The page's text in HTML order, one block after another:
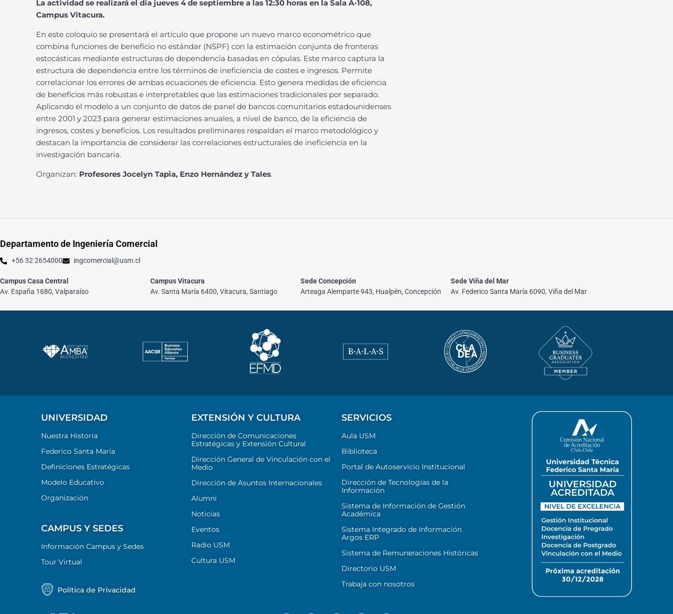
La actividad se realizará el día jueves 4 de septiembre a las 12:30 horas en la Sala A-108,
Campus Vitacura.
En este coloquio se presentará el artículo que propone un nuevo marco econométrico que
combina funciones de beneficio no estándar (NSPF) con la estimación conjunta de fronteras
estocásticas mediante estructuras de dependencia basadas en cópulas. Este marco captura la
estructura de dependencia entre los términos de ineficiencia de costes e ingresos. Permite
correlacionar los errores de ambas ecuaciones de eficiencia. Esto genera medidas de eficiencia
de beneficios más robustas e interpretables que las estimaciones tradicionales por separado.
Aplicando el modelo a un conjunto de datos de panel de bancos comunitarios estadounidenses
entre 2001 y 2023 para generar estimaciones anuales, a nivel de banco, de la eficiencia de
ingresos, costes y beneficios. Los resultados preliminares respaldan el marco metodológico y
destacan la importancia de considerar las correlaciones estructurales de ineficiencia en la
investigación bancaria.
Organizan: Profesores Jocelyn Tapia, Enzo Hernández y Tales.
Departamento de Ingeniería Comercial
+56 32 2654000 ingcomercial@usm.cl
Campus Casa Central
Av. España 1680, Valparaíso
Campus Vitacura
Av. Santa María 6400, Vitacura, Santiago
Sede Concepción
Arteaga Alemparte 943, Hualpén, Concepción
Sede Viña del Mar
Av. Federico Santa María 6090, Viña del Mar
UNIVERSIDAD
Nuestra Historia
Federico Santa María
Definiciones Estratégicas
Modelo Educativo
Organización
CAMPUS Y SEDES
Información Campus y Sedes
Tour Virtual
Política de Privacidad
EXTENSIÓN Y CULTURA
Dirección de Comunicaciones
Estratégicas y Extensión Cultural
Dirección General de Vinculación con el
Medio
Dirección de Asuntos Internacionales
Alumni
Noticias
Eventos
Radio USM
Cultura USM
SERVICIOS
Aula USM
Biblioteca
Portal de Autoservicio Institucional
Dirección de Tecnologías de la
Información
Sistema de Información de Gestión
Académica
Sistema Integrado de Información
Argos ERP
Sistema de Remuneraciones Históricas
Directorio USM
Trabaja con nosotros